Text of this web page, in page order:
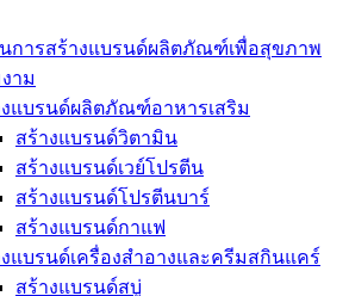
การสร้างแบรนด์ผลิตภัณฑ์เพื่อสุขภาพ
าม
งแบรนด์ผลิตภัณฑ์อาหารเสริม
สร้างแบรนด์วิตามิน
สร้างแบรนด์เวย์โปรตีน
สร้างแบรนด์โปรตีนบาร์
สร้างแบรนด์กาแฟ
แบรนด์เครื่องสำอางและครีมสกินแคร์
สร้างแบรนด์สบู่